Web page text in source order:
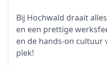
Bij Hochwald draait
en een prettige
en de hands-on cultuur
plek!